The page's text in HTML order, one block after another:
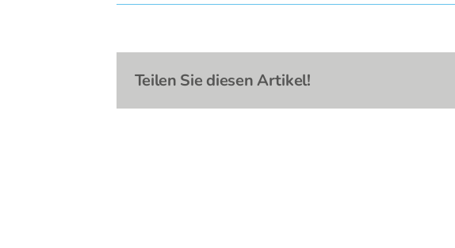
Teilen Sie diesen Artikel!